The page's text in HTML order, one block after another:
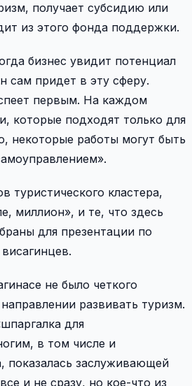
получает субсидию или
из этого фонда поддержки.
бизнес увидит потенциал
сам придет в эту сферу.
первым. На каждом
которые подходят только для
некоторые работы могут быть
туристического кластера,
миллион», и те, что здесь
для презентации по
не было четкого
развивать туризм.
для
в том числе и
показалась заслуживающей
и не сразу, но кое-что из